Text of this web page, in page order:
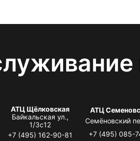
АТЦ Щёлковская
Байкальская ул.,
1/3с12
+7 (495) 162-90-81
АТЦ
Семёновский
+7 (495) 085-